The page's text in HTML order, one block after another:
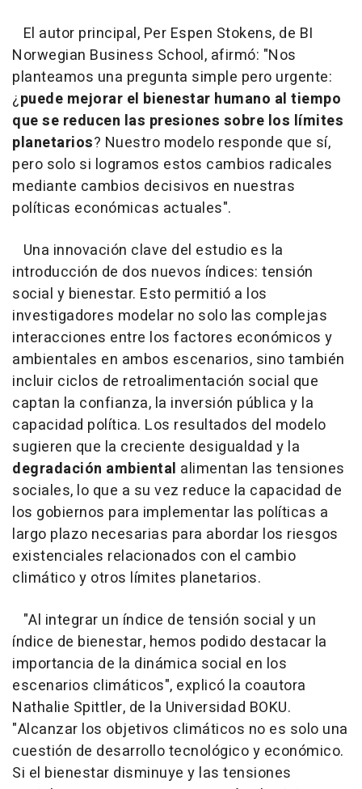
El autor principal, Per Espen Stokens, de BI
Norwegian Business School, afirmó: "Nos
planteamos una pregunta simple pero urgente:
¿puede mejorar el bienestar humano al tiempo
que se reducen las presiones sobre los límites
planetarios? Nuestro modelo responde que sí,
pero solo si logramos estos cambios radicales
mediante cambios decisivos en nuestras
políticas económicas actuales".
Una innovación clave del estudio es la
introducción de dos nuevos índices: tensión
social y bienestar. Esto permitió a los
investigadores modelar no solo las complejas
interacciones entre los factores económicos y
ambientales en ambos escenarios, sino también
incluir ciclos de retroalimentación social que
captan la confianza, la inversión pública y la
capacidad política. Los resultados del modelo
sugieren que la creciente desigualdad y la
degradación ambiental alimentan las tensiones
sociales, lo que a su vez reduce la capacidad de
los gobiernos para implementar las políticas a
largo plazo necesarias para abordar los riesgos
existenciales relacionados con el cambio
climático y otros límites planetarios.
"Al integrar un índice de tensión social y un
índice de bienestar, hemos podido destacar la
importancia de la dinámica social en los
escenarios climáticos", explicó la coautora
Nathalie Spittler, de la Universidad BOKU.
"Alcanzar los objetivos climáticos no es solo una
cuestión de desarrollo tecnológico y económico.
Si el bienestar disminuye y las tensiones